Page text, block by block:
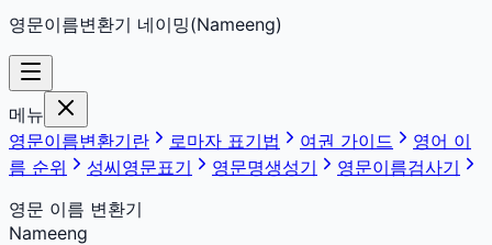
영문이름변환기 네이밍(Nameeng)
메뉴
영문이름변환기란
로마자 표기법 여권 가이드
영어 이
름 순위
성씨영문표기 영문명생성기
영문이름검사기
영문 이름 변환기
Nameeng